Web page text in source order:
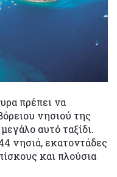
πρέπει να
νησιού της
αυτό ταξίδι.
νησιά, εκατοντάδες
και πλούσια